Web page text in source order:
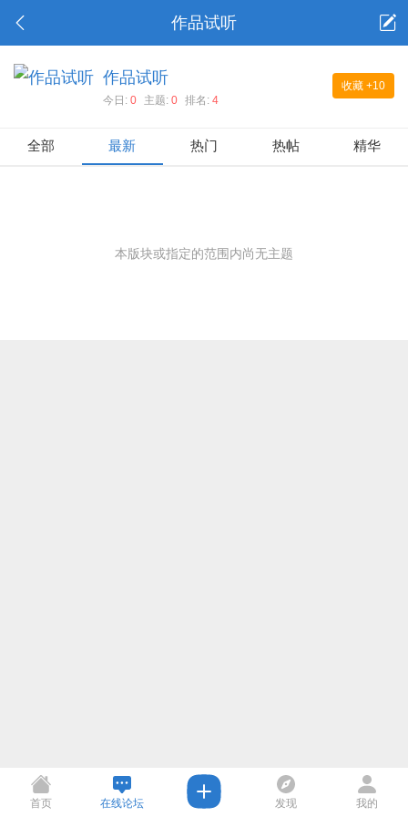
作品试听
收藏 +10
作品试听
今日: 0 主题: 0 排名: 4
全部 最新 热门 热帖 精华
本版块或指定的范围内尚无主题
首页 在线论坛 发现 我的